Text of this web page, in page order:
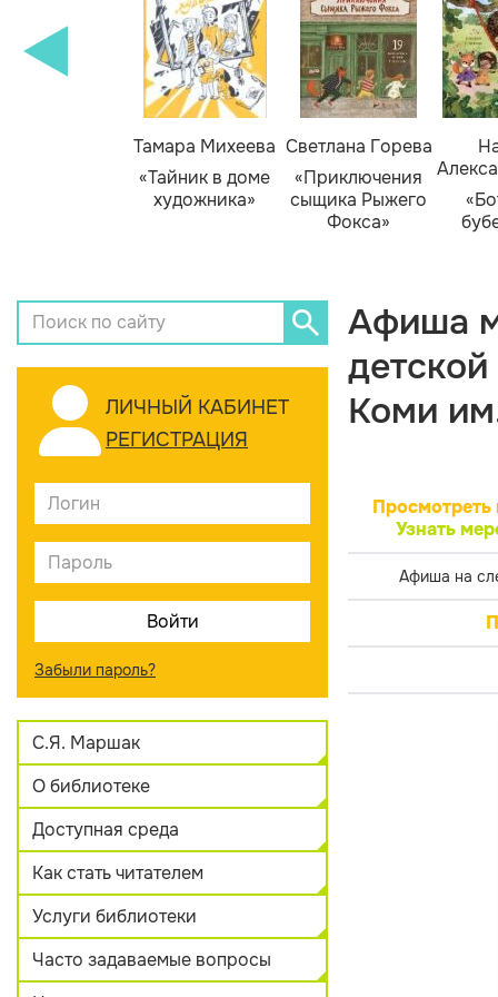
Тамара Михеева
«Тайник в доме
художника»
Светлана Горева
«Приключения
сыщика Рыжего
Фокса»
ЛИЧНЫЙ КАБИНЕТ
РЕГИСТРАЦИЯ
Забыли пароль?
С.Я. Маршак
О библиотеке
Доступная среда
Как стать читателем
Услуги библиотеки
Часто задаваемые вопросы
Афиша
Коми
Просмотреть
Узнать
Афиша на